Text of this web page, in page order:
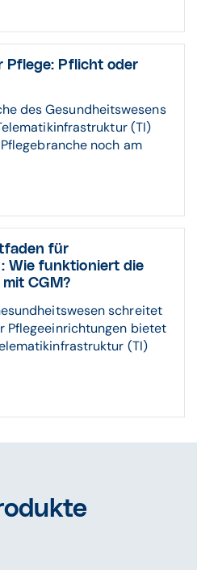
Pflege: Pflicht oder
des Gesundheitswesens
(TI)
noch am
für
Wie funktioniert die
CGM?
schreitet
Pflegeeinrichtungen bietet
(TI)